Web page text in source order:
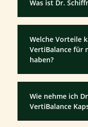
Was ist Dr.
Welche Vorteile
VertiBalance für
haben?
Wie nehme ich
VertiBalance